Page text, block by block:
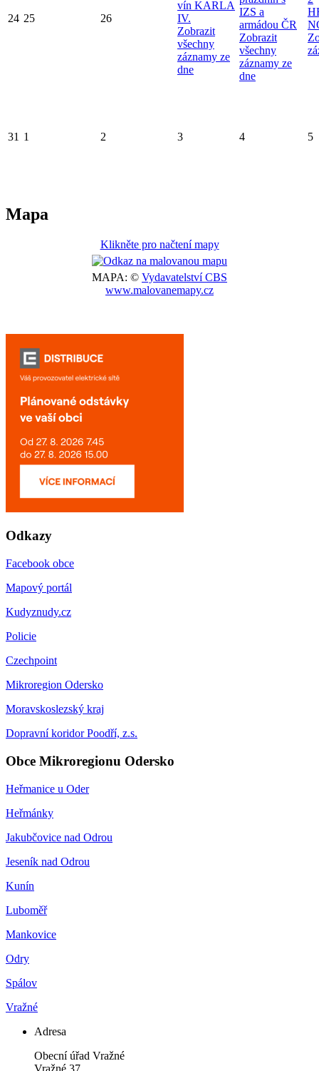
24 25 26
vín KARLA
IV.
Zobrazit
všechny
záznamy ze
dne
IZS a
armádou ČR
Zobrazit
všechny
záznamy ze
dne
31 1 2 3 4 5
Mapa
Klikněte pro načtení mapy
MAPA: © Vydavatelství CBS
www.malovanemapy.cz
Odkazy
Facebook obce
Mapový portál
Kudyznudy.cz
Policie
Czechpoint
Mikroregion Odersko
Moravskoslezský kraj
Dopravní koridor Poodří, z.s.
Obce Mikroregionu Odersko
Heřmanice u Oder
Heřmánky
Jakubčovice nad Odrou
Jeseník nad Odrou
Kunín
Luboměř
Mankovice
Odry
Spálov
Vražné
Adresa
Obecní úřad Vražné
Vražné 37